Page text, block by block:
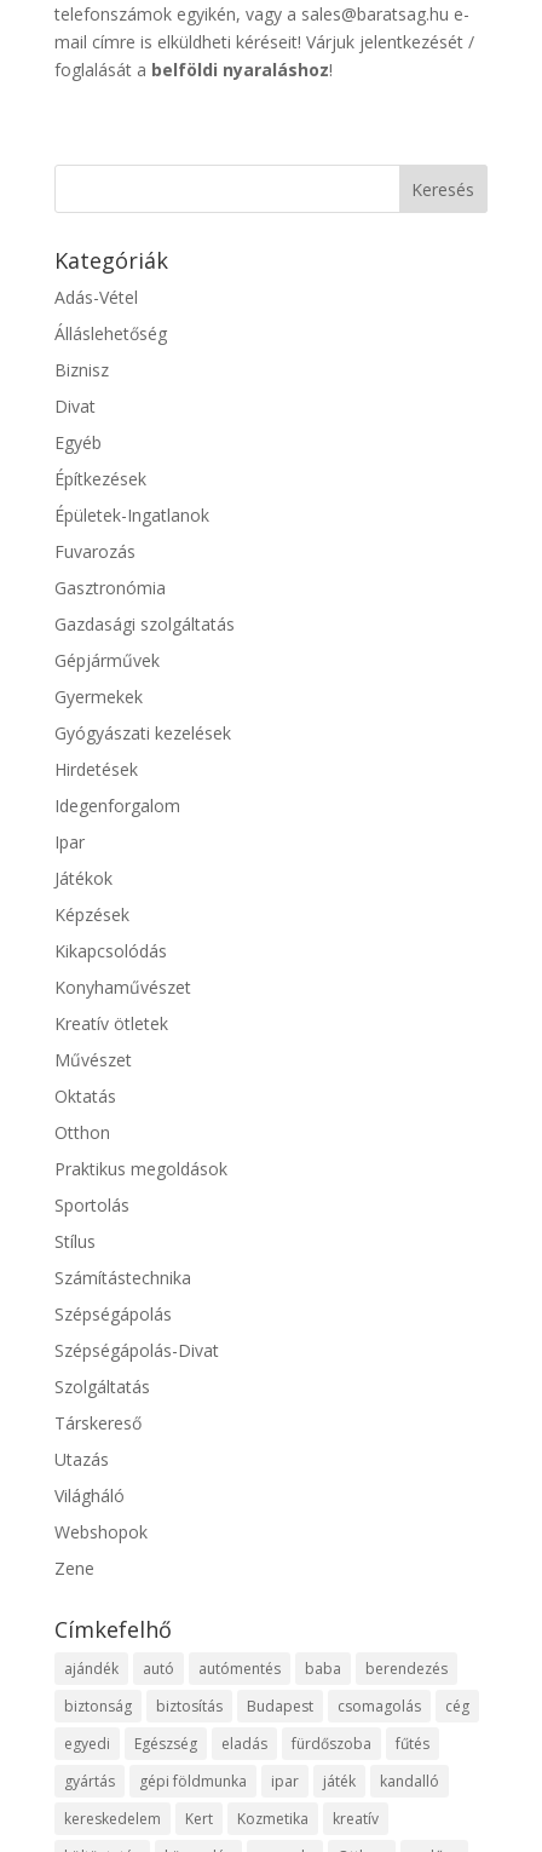
telefonszámok egyikén, vagy a sales@baratsag.hu e-
mail címre is elküldheti kéréseit! Várjuk jelentkezését /
foglalását a belföldi nyaraláshoz!
Kategóriák
Adás-Vétel
Álláslehetőség
Biznisz
Divat
Egyéb
Építkezések
Épületek-Ingatlanok
Fuvarozás
Gasztronómia
Gazdasági szolgáltatás
Gépjárművek
Gyermekek
Gyógyászati kezelések
Hirdetések
Idegenforgalom
Ipar
Játékok
Képzések
Kikapcsolódás
Konyhaművészet
Kreatív ötletek
Művészet
Oktatás
Otthon
Praktikus megoldások
Sportolás
Stílus
Számítástechnika
Szépségápolás
Szépségápolás-Divat
Szolgáltatás
Társkereső
Utazás
Világháló
Webshopok
Zene
Címkefelhő
ajándék autó autómentés baba
berendezés
biztonság
biztosítás Budapest csomagolás
cég
egyedi
Egészség eladás fürdőszoba
fűtés
gyártás
gépi földmunka ipar játék
kandalló
kereskedelem
Kert Kozmetika
kreatív